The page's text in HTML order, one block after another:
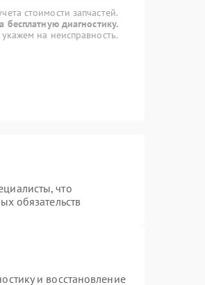
стоимости запчастей.
бесплатную диагностику.
на неисправность.
что
обязательств
и восстановление